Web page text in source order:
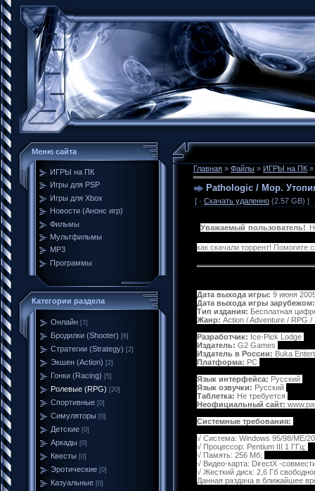
Меню сайта
ИГРЫ на ПК
Игры для PSP
Игры для Xbox
Новости (Анонс игр)
Фильмы
Мультфильмы
MP3
Программы
Категории раздела
Онлайн [7]
Бродилки (Shooter) [6]
Стратегии (Strategy) [2]
Экшен (Action) [2]
Гонки (Racing) [5]
Ролевые (RPG) [20]
Спортивные [0]
Симуляторы [0]
Детские [0]
Аркады [0]
Квесты [0]
Эротические [0]
Казуальные [0]
Главная » Файлы » ИГРЫ на ПК »
Pathologic / Мор.
[ · Скачать удаленно (2.57 GB) ]
Уважаемый пользователь!
как скачали торрент! Помогите
Дата выхода игры: 9 июня
Дата выхода игры зарубежом:
Тип издания: Бесплатная
Жанр: Action / Adventure / RPG
Разработчик: Ice-Pick Lodge
Издатель: G2 Games
Издатель в России: Buka
Платформа: PC
Язык интерфейса: Русский
Язык озвучки: Русский
Таблетка: Не требуется
Неофициальный сайт:
Системные требования:
√ Система: Windows 95/98/ME/
√ Процессор: Pentium III 1 ГГц;
√ Память: 256 Мб;
√ Видео-карта: DirectX -
√ Жесткий диск: 2,6 Гб
Данная раздача в ближайшее